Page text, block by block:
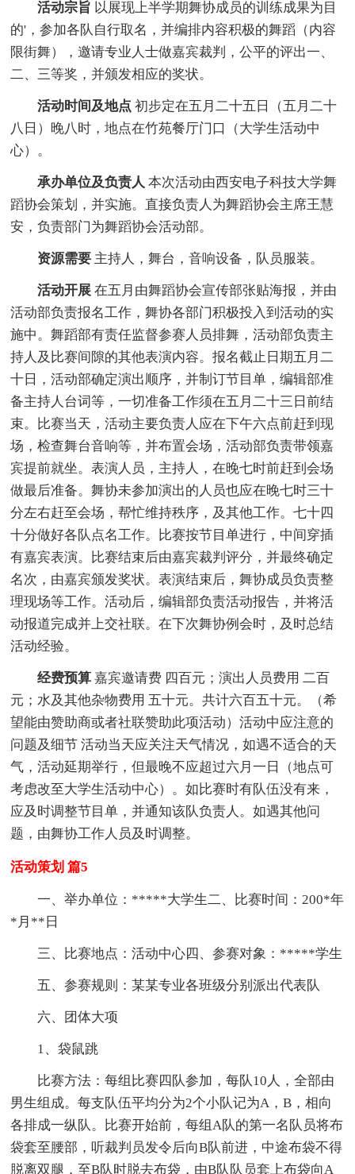
活动宗旨 以展现上半学期舞协成员的训练成果为目
的'，参加各队自行取名，并编排内容积极的舞蹈（内容
限街舞），邀请专业人士做嘉宾裁判，公平的评出一、
二、三等奖，并颁发相应的奖状。
活动时间及地点 初步定在五月二十五日（五月二十
八日）晚八时，地点在竹苑餐厅门口（大学生活动中
心）。
承办单位及负责人 本次活动由西安电子科技大学舞
蹈协会策划，并实施。直接负责人为舞蹈协会主席王慧
安，负责部门为舞蹈协会活动部。
资源需要 主持人，舞台，音响设备，队员服装。
活动开展 在五月由舞蹈协会宣传部张贴海报，并由
活动部负责报名工作，舞协各部门积极投入到活动的实
施中。舞蹈部有责任监督参赛人员排舞，活动部负责主
持人及比赛间隙的其他表演内容。报名截止日期五月二
十日，活动部确定演出顺序，并制订节目单，编辑部准
备主持人台词等，一切准备工作须在五月二十三日前结
束。比赛当天，活动主要负责人应在下午六点前赶到现
场，检查舞台音响等，并布置会场，活动部负责带领嘉
宾提前就坐。表演人员，主持人，在晚七时前赶到会场
做最后准备。舞协未参加演出的人员也应在晚七时三十
分左右赶至会场，帮忙维持秩序，及其他工作。七十四
十分做好各队点名工作。比赛按节目单进行，中间穿插
有嘉宾表演。比赛结束后由嘉宾裁判评分，并最终确定
名次，由嘉宾颁发奖状。表演结束后，舞协成员负责整
理现场等工作。活动后，编辑部负责活动报告，并将活
动报道完成并上交社联。在下次舞协例会时，及时总结
活动经验。
经费预算 嘉宾邀请费 四百元；演出人员费用 二百
元；水及其他杂物费用 五十元。共计六百五十元。（希
望能由赞助商或者社联赞助此项活动）活动中应注意的
问题及细节 活动当天应关注天气情况，如遇不适合的天
气，活动延期举行，但最晚不应超过六月一日（地点可
考虑改至大学生活动中心）。如比赛时有队伍没有来，
应及时调整节目单，并通知该队负责人。如遇其他问
题，由舞协工作人员及时调整。
活动策划 篇5
一、举办单位：*****大学生二、比赛时间：200*年
*月**日
三、比赛地点：活动中心四、参赛对象：*****学生
五、参赛规则：某某专业各班级分别派出代表队
六、团体大项
1、袋鼠跳
比赛方法：每组比赛四队参加，每队10人，全部由
男生组成。每支队伍平均分为2个小队记为A，B，相向
各排成一纵队。比赛开始前，每组A队的第一名队员将布
袋套至腰部，听裁判员发令后向B队前进，中途布袋不得
脱离双腿，至B队时脱去布袋，由B队队员套上布袋向A